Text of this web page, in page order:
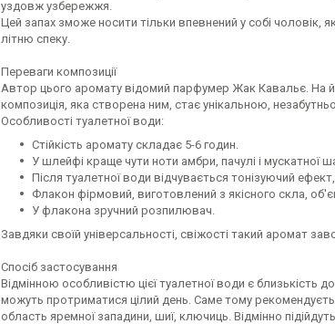
уздовж узбережжя.
Цей запах зможе носити тільки впевнений у собі чоловік,
літню спеку.
Переваги композиції
Автор цього аромату відомий парфумер Жак Кавальє. На
композиція, яка створена ним, стає унікальною,
Особливості туалетної води:
Стійкість аромату складає 5-6 годин.
У шлейфі краще чути ноти амбри, пачулі і мускатної
Після туалетної води відчувається тонізуючий
Флакон фірмовий, виготовлений з якісного скла,
У флакона зручний розпилювач.
Завдяки своїй універсальності, свіжості такий аромат
Спосіб застосування
Відмінною особливістю цієї туалетної води є близькість
можуть протриматися цілий день. Саме тому
область яремної западини, шиї, ключиць. Відмінно